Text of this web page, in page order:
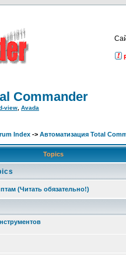
Commander
view Avada
Index -> Автоматизация Total
Topics
(Читать обязательно!)